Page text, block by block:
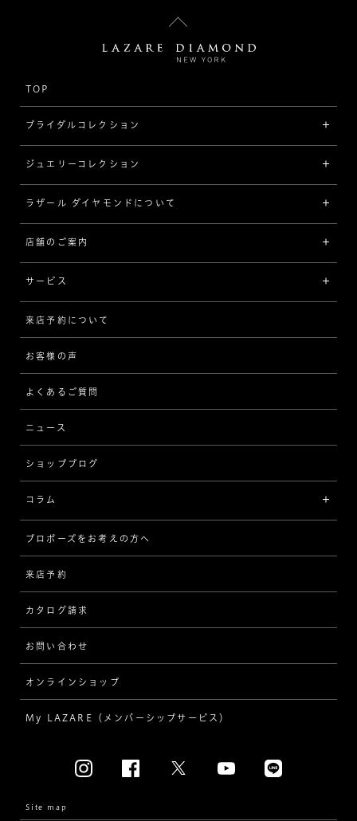
TOP
ブライダルコレクション
婚約指輪（エンゲージリング）
[素材から選ぶ]
プラチナ
イエローゴールド
コンビネーション
[フォルムから選ぶ]
ストレート
ウェーブ
V字
[セッテイングから選ぶ]
ソリテール
ワンサイドメレ
ダブルサイドメレ
ラインメレ
人気の婚約指輪
結婚指輪（マリッジリング）
[素材から選ぶ]
ジュエリーコレクション
ジュエリーコレクショントップ
ジュエリー一覧
リング
ネックレス/ペンダント
ピアス/イヤリング
ブレスレット
ラザール ダイヤモンドについて
ラザール ダイヤモンドについて
品質
歴史
企業の取り組み
店舗のご案内
サービス
サービスについて
アフターサービス
MESSAGE IN DIAMOND
品質保証
ブライダルアイテム
来店予約について
お客様の声
よくあるご質問
ニュース
ショップブログ
コラム
インタビュー
指輪
ダイヤモンド
プロポーズ
結婚式
プロポーズをお考えの方へ
来店予約
カタログ請求
お問い合わせ
オンラインショップ
My LAZARE（メンバーシップサービス）
Site map